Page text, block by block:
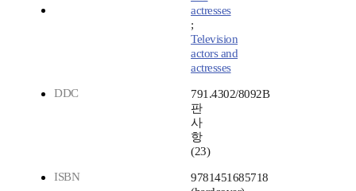
actresses
;
Television
actors and
actresses
DDC
791.4302/8092B
판
사
항
(23)
ISBN
9781451685718